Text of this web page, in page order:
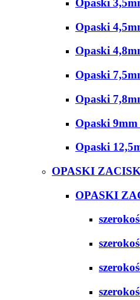
Opaski
Opaski
Opaski
Opaski
Opaski
Opaski 9mm
Opaski
OPASKI
OPASKI